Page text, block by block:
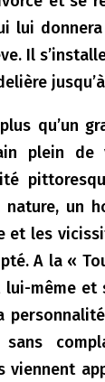
lui
Il
qu’un
plein de
un
et les
A la «
même et
viennent